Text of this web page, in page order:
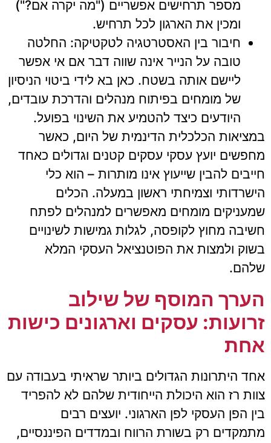
מספר תרחישים אפשריים ("מה יקרה אם?")
ומכין את הארגון לכל תרחיש.
חיבור בין האסטרטגיה לטקטיקה: החלטה
טובה על הנייר אינה שווה דבר אם אי אפשר
ליישם אותה בשטח. כאן בא לידי ביטוי הניסיון
של מומחים בפיתוח מנהלים והדרכת עובדים,
היודעים כיצד להטמיע את השינוי בפועל.
במציאות הכלכלית הדינמית של היום, כאשר
מחפשים יועץ עסקי עסקים קטנים וגדולים כאחד
חייבים להבין שייעוץ אינו מותרות – הוא כלי
הישרדותי וצמיחתי ראשון במעלה. הכלים
שמעניקים מומחים מאפשרים למנהלים לפתח
חשיבה מחוץ לקופסה, לגלות גמישות לשינויים
בשוק ולמצות את הפוטנציאל העסקי המלא
שלהם.
הערך המוסף של שילוב
זרועות: עסקים וארגונים כישות
אחת
אחד היתרונות הגדולים ביותר שראיתי בעבודה עם
צוות רז הוא היכולת הייחודית שלהם לא להפריד
בין הפן העסקי לפן הארגוני. יועצים רבים
מתמקדים רק בשורת הרווח ובמדדים הפיננסיים,